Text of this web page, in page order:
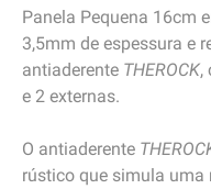
Panela Pequena 16cm
3,5mm de espessura e
antiaderente THEROCK,
e 2 externas.
O antiaderente
rústico que simula uma